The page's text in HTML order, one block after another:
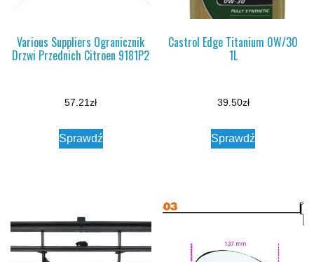
Various Suppliers Ogranicznik
Drzwi Przednich Citroen 9181P2
57.21zł
Sprawdź
Castrol Edge Titanium 0W/30
1L
39.50zł
Sprawdź